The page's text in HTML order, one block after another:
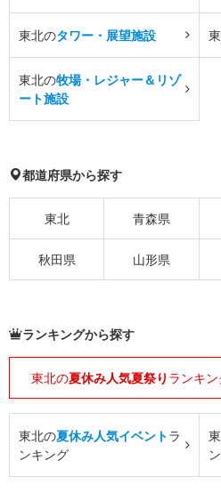
東北のタワー・展望施設
東北の牧場・レジャー＆リゾ
ート施設
都道府県から探す
東北 青森県
秋田県 山形県
ランキングから探す
東北の夏休み人気夏祭り ランキ
東北の夏休み人気イベントラ
ンキング